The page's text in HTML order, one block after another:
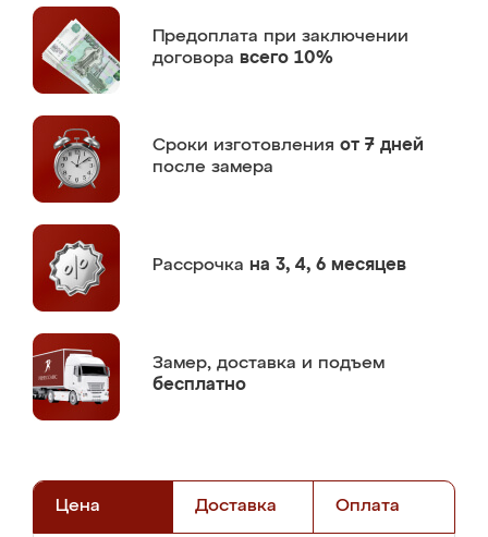
Предоплата при заключении
договора всего 10%
Сроки изготовления от 7 дней
после замера
Рассрочка на 3, 4, 6 месяцев
Замер, доставка и подъем
бесплатно
Цена Доставка Оплата